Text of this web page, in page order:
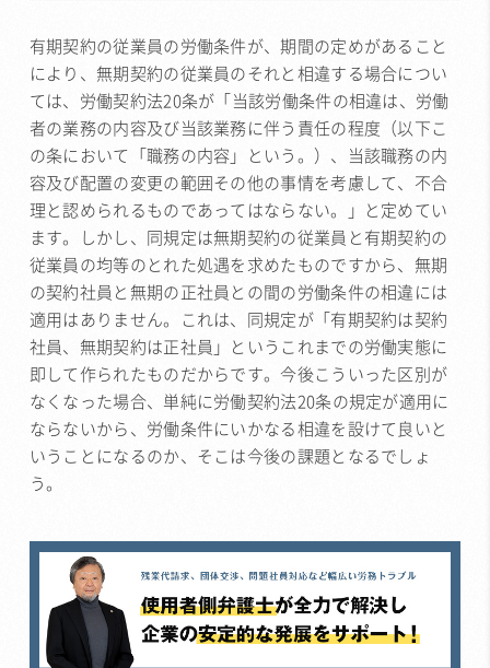
有期契約の従業員の労働条件が、期間の定めがあること
により、無期契約の従業員のそれと相違する場合につい
ては、労働契約法20条が「当該労働条件の相違は、労働
者の業務の内容及び当該業務に伴う責任の程度（以下こ
の条において「職務の内容」という。）、当該職務の内
容及び配置の変更の範囲その他の事情を考慮して、不合
理と認められるものであってはならない。」と定めてい
ます。しかし、同規定は無期契約の従業員と有期契約の
従業員の均等のとれた処遇を求めたものですから、無期
の契約社員と無期の正社員との間の労働条件の相違には
適用はありません。これは、同規定が「有期契約は契約
社員、無期契約は正社員」というこれまでの労働実態に
即して作られたものだからです。今後こういった区別が
なくなった場合、単純に労働契約法20条の規定が適用に
ならないから、労働条件にいかなる相違を設けて良いと
いうことになるのか、そこは今後の課題となるでしょ
う。